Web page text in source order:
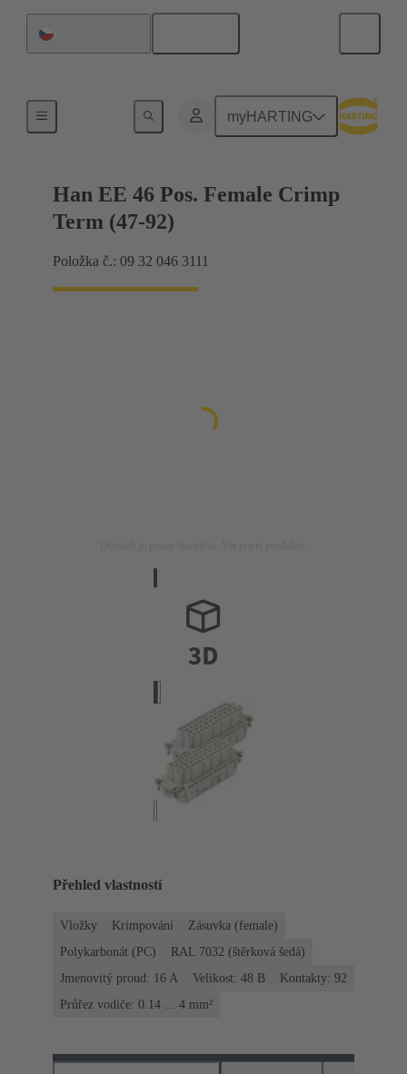
myHARTING
Proud do 16 A
Han EE 46 Pos. Female Crimp
Term (47-92)
Položka č.: 09 32 046 3111
Přehled vlastností
Vložky Krimpování
Zásuvka (female)
Polykarbonát (PC)
RAL 7032 (štěrková šedá)
Jmenovitý proud: ‌16 A
Velikost: 48 B
Kontakty: 92
Průřez vodiče: 0.14 ... 4 mm²